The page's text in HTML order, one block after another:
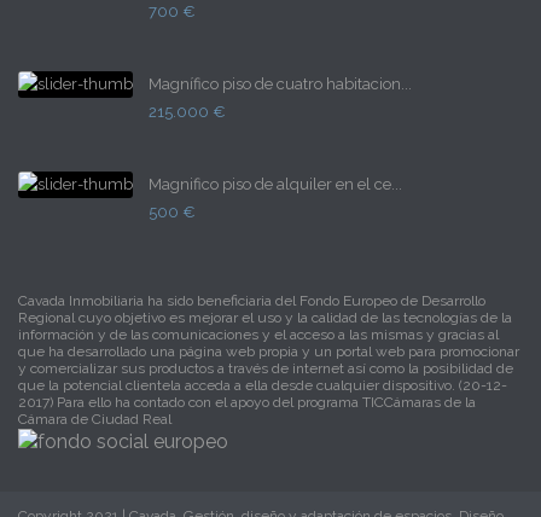
700 €
Magnífico piso de cuatro habitacion...
215.000 €
Magnifico piso de alquiler en el ce...
500 €
Cavada Inmobiliaria ha sido beneficiaria del Fondo Europeo de Desarrollo
Regional cuyo objetivo es mejorar el uso y la calidad de las tecnologías de la
información y de las comunicaciones y el acceso a las mismas y gracias al
que ha desarrollado una página web propia y un portal web para promocionar
y comercializar sus productos a través de internet así como la posibilidad de
que la potencial clientela acceda a ella desde cualquier dispositivo. (20-12-
2017) Para ello ha contado con el apoyo del programa TICCámaras de la
Cámara de Ciudad Real